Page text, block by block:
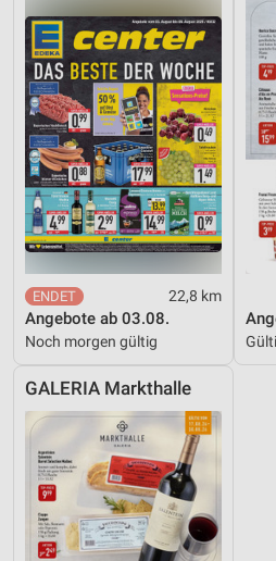
22,8 km
Angebote ab 03.08.
Noch morgen gültig
GALERIA Markthalle